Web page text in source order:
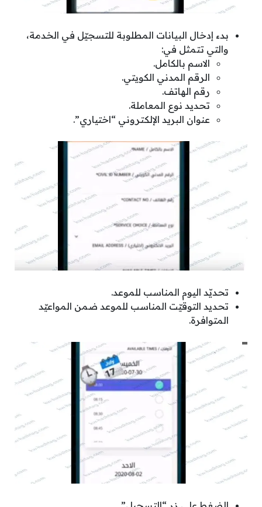
بدء إدخال البيانات المطلوبة للتسجيّل في الخدمة،
والتي تتمثل في:
الاسم بالكامل.
الرقم المدني الكويتي.
رقم الهاتف.
تحديد نوع المعاملة.
عنوان البريد الإلكتروني “اختياري”.
تحديّد اليوم المناسب للموعد.
تحديد التوقيّت المناسب للموعد ضمن المواعيّد
المتوافرة.